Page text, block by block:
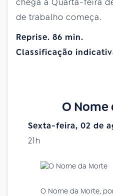
de trabalho começa.
Reprise. 86 min.
Classificação
O Nome
Sexta-feira, 02 de
21h
O Nome da Morte,